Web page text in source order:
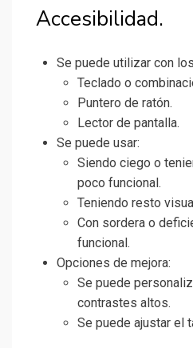
Accesibilidad.
Se puede utilizar con
Teclado o
Puntero de ratón.
Lector de pantalla.
Se puede usar:
Siendo ciego o
poco funcional.
Teniendo resto
Con sordera o
funcional.
Opciones de mejora:
Se puede
contrastes altos.
Se puede ajustar el